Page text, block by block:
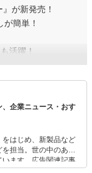
が新発売！
が簡単！
活躍！
企業ニュース・おす
をはじめ、新製品など
担当。世の中のあら
ます。広告関連記事
かし商品販促のプラン